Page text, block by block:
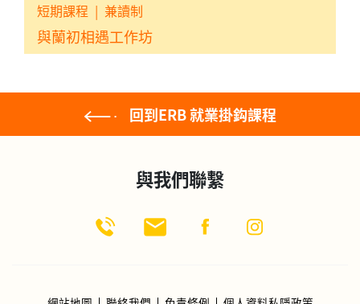
短期課程 | 兼讀制
與蘭初相遇工作坊
回到ERB 就業掛鈎課程
與我們聯繫